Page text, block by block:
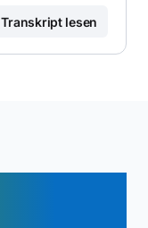
Transkript lesen